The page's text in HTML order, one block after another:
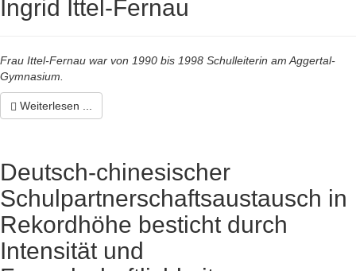
Ingrid Ittel-Fernau
Frau Ittel-Fernau war von 1990 bis 1998 Schulleiterin am Aggertal-
Gymnasium.
Weiterlesen ...
Deutsch-chinesischer
Schulpartnerschaftsaustausch in
Rekordhöhe besticht durch
Intensität und